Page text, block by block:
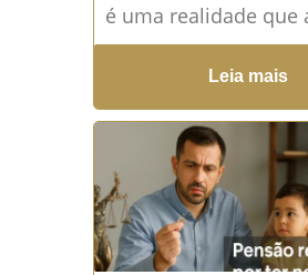
é uma realidade que
milhões de
os anos. Mas você
isso pode impactar...
mais →
Leia mais